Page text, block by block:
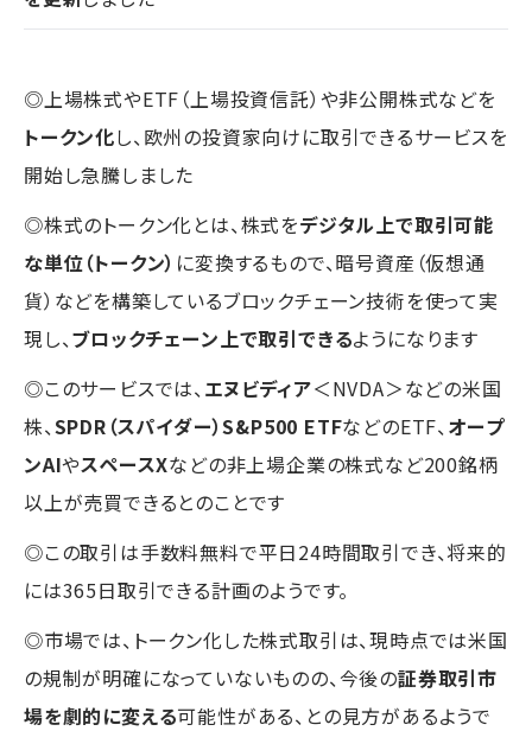
◎上場株式やETF（上場投資信託）や非公開株式などを
トークン化し、欧州の投資家向けに取引できるサービスを
開始し急騰しました
◎株式のトークン化とは、株式をデジタル上で取引可能
な単位（トークン） に変換するもので、暗号資産（仮想通
貨）などを構築しているブロックチェーン技術を使って実
現し、ブロックチェーン上で取引できるようになります
◎このサービスでは、エヌビディア＜NVDA＞などの米国
株、SPDR（スパイダー）S&P500 ETFなどのETF、オープ
ンAIやスペースXなどの非上場企業の株式など200銘柄
以上が売買できるとのことです
◎この取引は手数料無料で平日24時間取引でき、将来的
には365日取引できる計画のようです。
◎市場では、トークン化した株式取引は、現時点では米国
の規制が明確になっていないものの、今後の証券取引市
場を劇的に変える可能性がある、との見方があるようで